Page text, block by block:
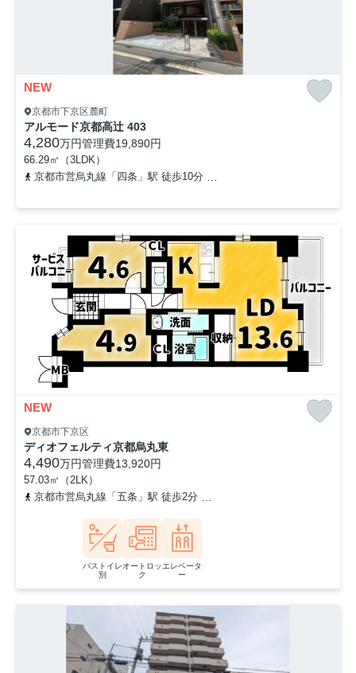
NEW
京都市下京区麓町
アルモード京都高辻 403
4,280万円管理費19,890円
66.29㎡（3LDK）
京都市営烏丸線「四条」駅 徒歩10分
NEW
京都市下京区
ディオフェルティ京都烏丸東
4,490万円管理費13,920円
57.03㎡（2LK）
京都市営烏丸線「五条」駅 徒歩2分
バストイレ
別
オートロッ
ク
エレベータ
ー